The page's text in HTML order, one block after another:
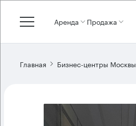
Аренда Продажа
Главная Бизнес-центры Москвы